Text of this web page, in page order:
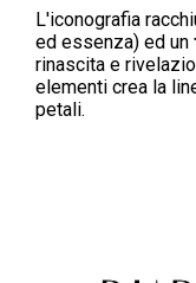
L'iconografia
ed essenza) ed un
rinascita e
elementi crea la
petali.